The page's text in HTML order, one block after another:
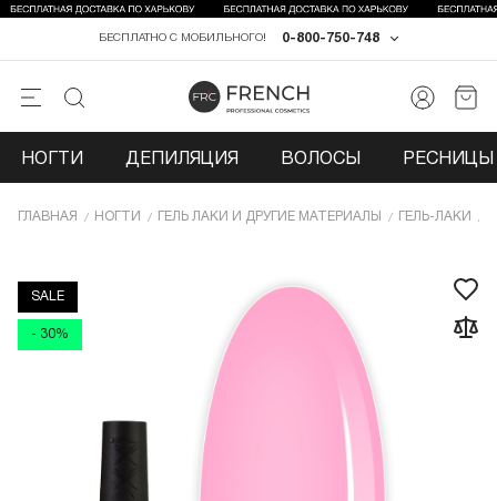
0-800-750-748
БЕСПЛАТНО С МОБИЛЬНОГО!
НОГТИ ДЕПИЛЯЦИЯ ВОЛОСЫ РЕСНИЦЫ
ГЛАВНАЯ НОГТИ ГЕЛЬ ЛАКИ И ДРУГИЕ МАТЕРИАЛЫ ГЕЛЬ-ЛАКИ
SALE
- 30%